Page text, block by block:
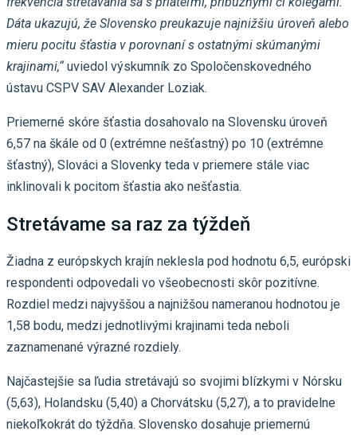
Dáta ukazujú, že Slovensko preukazuje najnižšiu úroveň alebo
mieru pocitu šťastia v porovnaní s ostatnými skúmanými
krajinami,“uviedol výskumník zo Spoločenskovedného
ústavu CSPV SAV Alexander Loziak.
Priemerné skóre šťastia dosahovalo na Slovensku úroveň
6,57 na škále od 0 (extrémne nešťastný) po 10 (extrémne
šťastný), Slováci a Slovenky teda v priemere stále viac
inklinovali k pocitom šťastia ako nešťastia.
Stretávame sa raz za týždeň
Žiadna z európskych krajín neklesla pod hodnotu 6,5, európski
respondenti odpovedali vo všeobecnosti skôr pozitívne.
Rozdiel medzi najvyššou a najnižšou nameranou hodnotou je
1,58 bodu, medzi jednotlivými krajinami teda neboli
zaznamenané výrazné rozdiely.
Najčastejšie sa ľudia stretávajú so svojimi blízkymi v Nórsku
(5,63), Holandsku (5,40) a Chorvátsku (5,27), a to pravidelne
niekoľkokrát do týždňa. Slovensko dosahuje priemernú